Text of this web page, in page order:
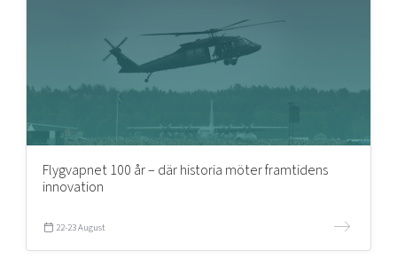
Flygvapnet 100 år – där historia möter framtidens
innovation
22-23 August